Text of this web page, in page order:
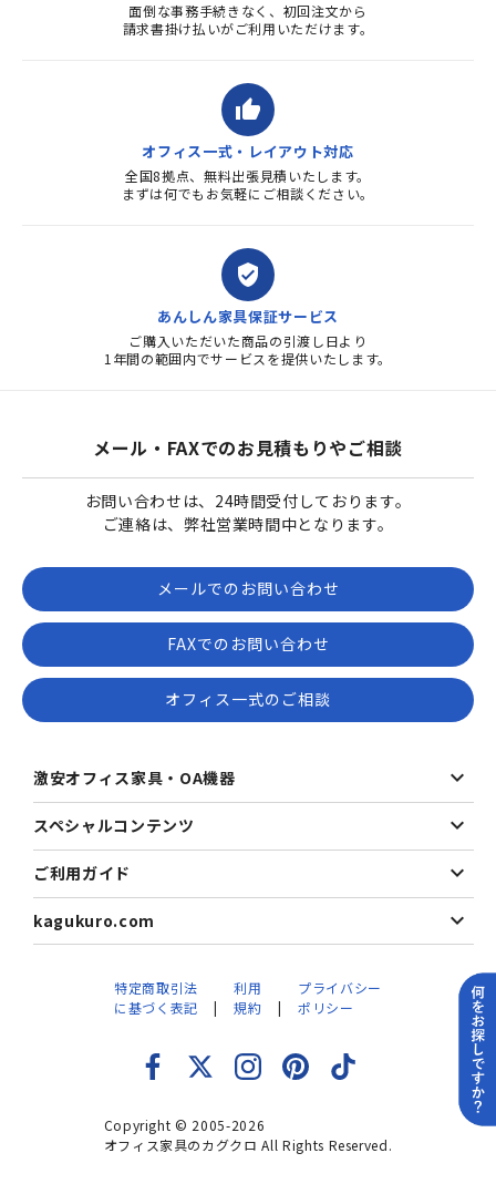
面倒な事務手続きなく、初回注文から
請求書掛け払いがご利用いただけます。
thumb_up
オフィス一式・レイアウト対応
全国8拠点、無料出張見積いたします。
まずは何でもお気軽にご相談ください。
verified_user
あんしん家具保証サービス
ご購入いただいた商品の引渡し日より
1年間の範囲内でサービスを提供いたします。
メール・FAXでのお見積もりやご相談
お問い合わせは、24時間受付しております。
ご連絡は、弊社営業時間中となります。
メールでのお問い合わせ
FAXでのお問い合わせ
オフィス一式のご相談
激安オフィス家具・OA機器
スペシャルコンテンツ
ご利用ガイド
kagukuro.com
Copyright © 2005-2026
オフィス家具のカグクロ All Rights Reserved.
特定商取引法
に基づく表記
利用
規約
プライバシー
ポリシー